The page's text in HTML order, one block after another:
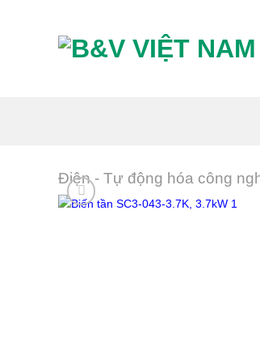
Điện - Tự động hóa công